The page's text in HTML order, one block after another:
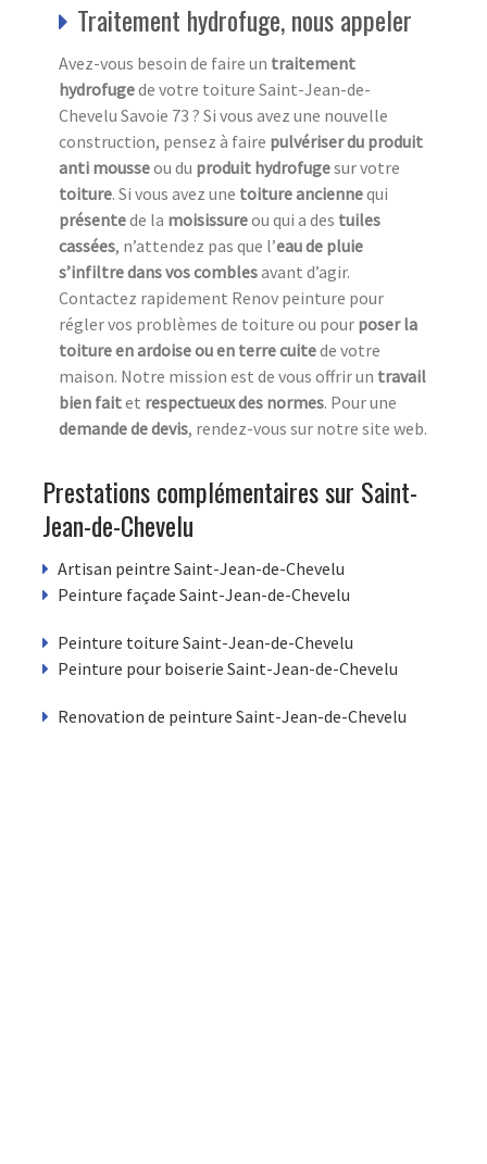
Traitement hydrofuge, nous appeler
Avez-vous besoin de faire un traitement
hydrofugede votre toiture Saint-Jean-de-
Chevelu Savoie 73 ? Si vous avez une nouvelle
construction, pensez à faire pulvériser du produit
anti mousseou du produit hydrofugesur votre
toiture. Si vous avez une toiture anciennequi
présentede la moisissureou qui a des tuiles
cassées, n’attendez pas que l’eau de pluie
s’infiltre dans vos comblesavant d’agir.
Contactez rapidement Renov peinture pour
régler vos problèmes de toiture ou pour poser la
toiture en ardoise ou en terre cuitede votre
maison. Notre mission est de vous offrir un travail
bien faitet respectueux des normes. Pour une
demande de devis, rendez-vous sur notre site web.
Prestations complémentaires sur Saint-
Jean-de-Chevelu
Artisan peintre Saint-Jean-de-Chevelu
Peinture façade Saint-Jean-de-Chevelu
Peinture toiture Saint-Jean-de-Chevelu
Peinture pour boiserie Saint-Jean-de-Chevelu
Renovation de peinture Saint-Jean-de-Chevelu